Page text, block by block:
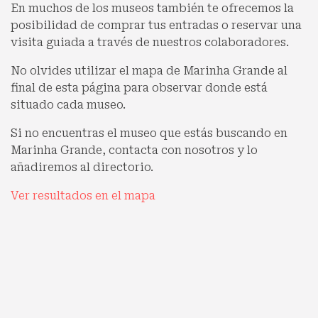
En muchos de los museos también te ofrecemos la
posibilidad de comprar tus entradas o reservar una
visita guiada a través de nuestros colaboradores.
No olvides utilizar el mapa de Marinha Grande al
final de esta página para observar donde está
situado cada museo.
Si no encuentras el museo que estás buscando en
Marinha Grande, contacta con nosotros y lo
añadiremos al directorio.
Ver resultados en el mapa